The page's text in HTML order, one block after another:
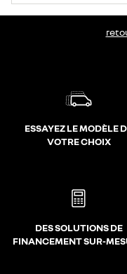
ESSAYEZ LE MODÈLE
VOTRE CHOIX
DES SOLUTIONS DE
FINANCEMENT SUR-